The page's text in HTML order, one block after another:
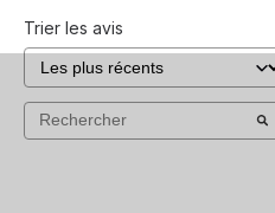
Trier les avis